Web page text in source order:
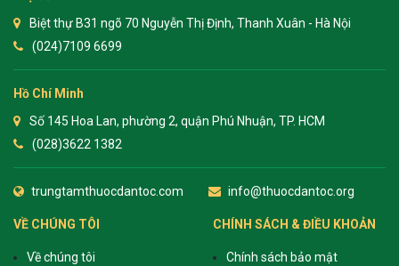
Biệt thự B31 ngõ 70 Nguyễn Thị Định, Thanh Xuân - Hà Nội
(024)7109 6699
Hồ Chí Minh
Số 145 Hoa Lan, phường 2, quận Phú Nhuận, TP. HCM
(028)3622 1382
trungtamthuocdantoc.com info@thuocdantoc.org
VỀ CHÚNG TÔI
Về chúng tôi
CHÍNH SÁCH & ĐIỀU KHOẢN
Chính sách bảo mật